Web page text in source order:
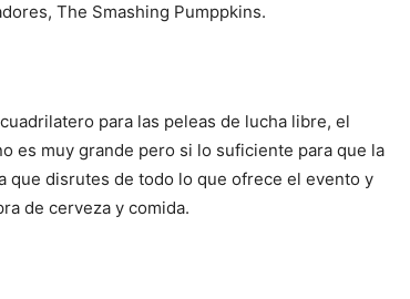
The Smashing Pumppkins.
para las peleas de lucha libre, el
es muy grande pero si lo suficiente para que la
que disrutes de todo lo que ofrece el evento y
de cerveza y comida.